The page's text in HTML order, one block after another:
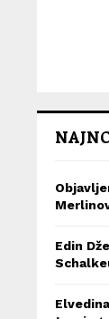
Edin